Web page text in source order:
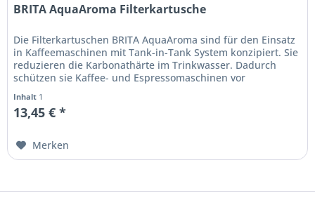
BRITA AquaAroma Filterkartusche
Die Filterkartuschen BRITA AquaAroma sind für den Einsatz
in Kaffeemaschinen mit Tank-in-Tank System konzipiert. Sie
reduzieren die Karbonathärte im Trinkwasser. Dadurch
schützen sie Kaffee- und Espressomaschinen vor
Inhalt 1
13,45 € *
Merken